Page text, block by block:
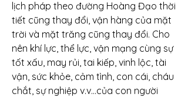
lịch pháp theo đường Hoàng Đạo thời
tiết cũng thay đổi, vận hàng của mặt
trời và mặt trăng cũng thay đổi. Cho
nên khí lực, thể lực, vận mạng cùng sự
tốt xấu, may rủi, tai kiếp, vinh lộc, tài
vận, sức khỏe, cảm tình, con cái, cháu
chắt, sự nghiệp v.v…của con người